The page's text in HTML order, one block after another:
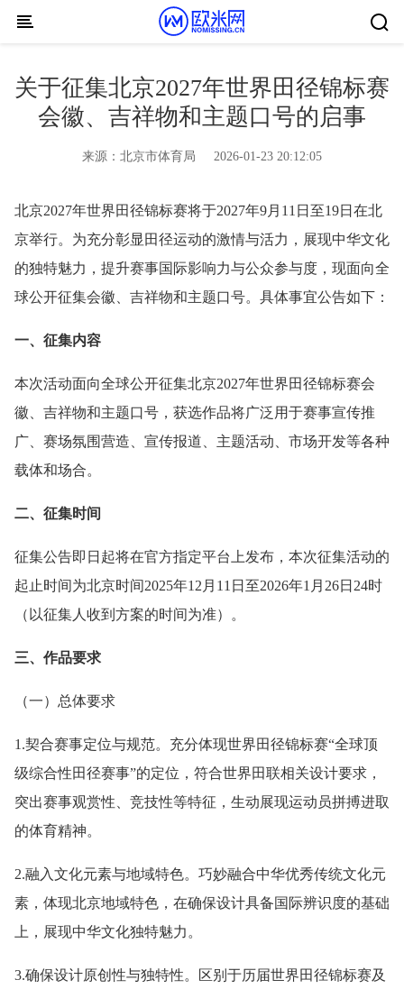
Skip to content
关于征集北京2027年世界田径锦标赛
会徽、吉祥物和主题口号的启事
来源： 北京市体育局 2026-01-23 20:12:05
北京2027年世界田径锦标赛将于2027年9月11日至19日在北
京举行。为充分彰显田径运动的激情与活力，展现中华文化
的独特魅力，提升赛事国际影响力与公众参与度，现面向全
球公开征集会徽、吉祥物和主题口号。具体事宜公告如下：
一、征集内容
本次活动面向全球公开征集北京2027年世界田径锦标赛会
徽、吉祥物和主题口号，获选作品将广泛用于赛事宣传推
广、赛场氛围营造、宣传报道、主题活动、市场开发等各种
载体和场合。
二、征集时间
征集公告即日起将在官方指定平台上发布，本次征集活动的
起止时间为北京时间2025年12月11日至2026年1月26日24时
（以征集人收到方案的时间为准）。
三、作品要求
（一）总体要求
1.契合赛事定位与规范。充分体现世界田径锦标赛“全球顶
级综合性田径赛事”的定位，符合世界田联相关设计要求，
突出赛事观赏性、竞技性等特征，生动展现运动员拼搏进取
的体育精神。
2.融入文化元素与地域特色。巧妙融合中华优秀传统文化元
素，体现北京地域特色，在确保设计具备国际辨识度的基础
上，展现中华文化独特魅力。
3.确保设计原创性与独特性。区别于历届世界田径锦标赛及